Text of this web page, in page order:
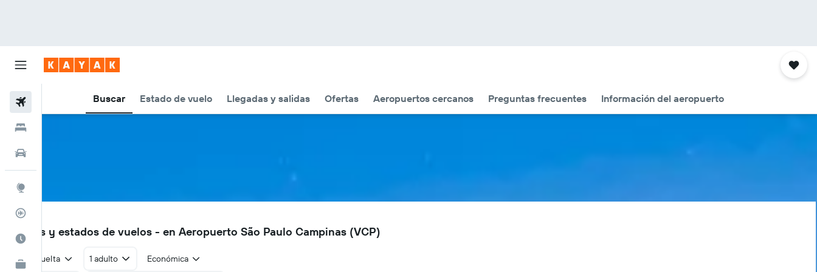
Buscar Estado de vuelo Llegadas y salidas Ofertas Aeropuertos cercanos Preguntas frecuentes Información del aeropuerto
Cuándo ir
KAYAK for Business
NUEVO
VCP
Vuelos y estados de vuelos - en Aeropuerto São Paulo Campinas (VCP)
Ida y vuelta 1 adulto Económica